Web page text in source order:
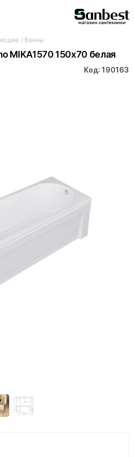
/ Ванны
MIKA1570 150x70 белая
Код: 190163